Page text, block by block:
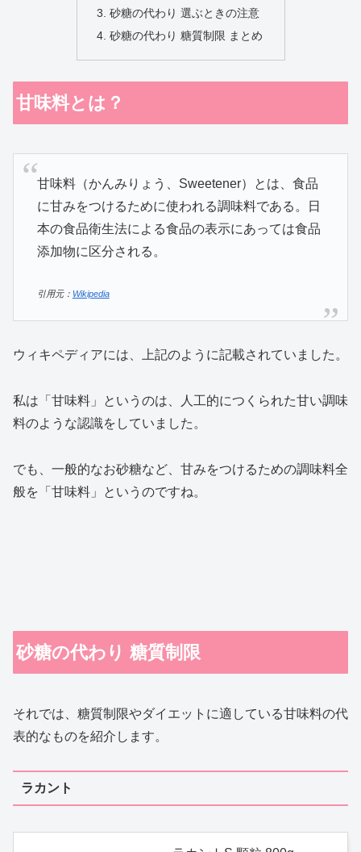
砂糖の代わり 選ぶときの注意
砂糖の代わり 糖質制限 まとめ
甘味料とは？
甘味料（かんみりょう、Sweetener）とは、食品
に甘みをつけるために使われる調味料である。日
本の食品衛生法による食品の表示にあっては食品
添加物に区分される。
引用元： Wikipedia
ウィキペディアには、上記のように記載されていました。
私は「甘味料」というのは、人工的につくられた甘い調味
料のような認識をしていました。
でも、一般的なお砂糖など、甘みをつけるための調味料全
般を「甘味料」というのですね。
砂糖の代わり 糖質制限
それでは、糖質制限やダイエットに適している甘味料の代
表的なものを紹介します。
ラカント